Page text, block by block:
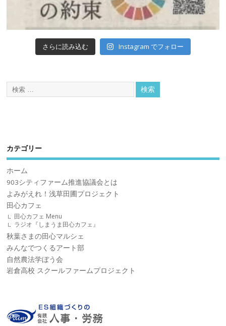
さらに読み込む Instagram でフォロー
カテゴリー
ホーム
903シティファーム推進協議会とは
よみがえれ！浅草田圃プロジェクト
田心カフェ
田心カフェ Menu
ラジオ『しまうま田心カフェ』
秋葉さまの田心マルシェ
みんなでつくるアート部
自然農法学ぼう会
岩倉高校 スクールファームプロジェクト